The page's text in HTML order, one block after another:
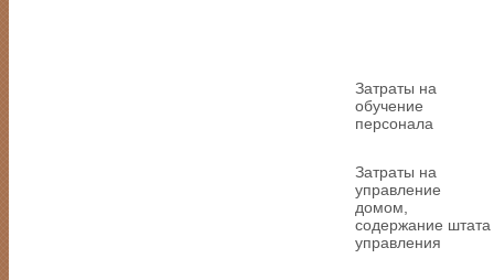
Затраты на
обучение
персонала
Затраты на
управление
домом,
содержание штата
управления